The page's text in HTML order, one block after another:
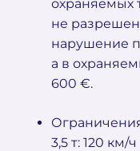
охраняемых
не
нарушение
а в
600 €.
3,5 т: 120 км/